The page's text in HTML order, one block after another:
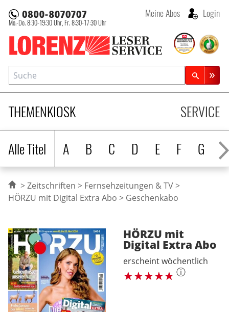
Lorenz Leserservice
Mo.-Do. 8:30-19:30 Uhr, Fr. 8:30-17:30 Uhr
Meine Abos Login
THEMENKIOSK
Alle Titel
A B C D E F G H
SERVICE
Suche
Zeitschriftensuche
Zeitschriften
Fernsehzeitungen & TV
HÖRZU mit Digital Extra Abo
Geschenkabo
HÖRZU mit
Digital Extra Abo
erscheint wöchentlich
ⓘ